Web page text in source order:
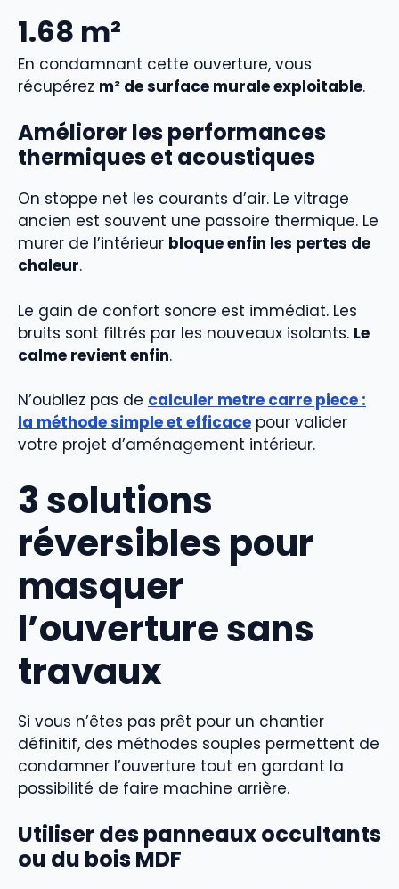
1.68 m²
En condamnant cette ouverture, vous
récupérez m² de surface murale exploitable.
Améliorer les performances
thermiques et acoustiques
On stoppe net les courants d’air. Le vitrage
ancien est souvent une passoire thermique. Le
murer de l’intérieur bloque enfin les pertes de
chaleur.
Le gain de confort sonore est immédiat. Les
bruits sont filtrés par les nouveaux isolants. Le
calme revient enfin.
N’oubliez pas de calculer metre carre piece :
la méthode simple et efficace pour valider
votre projet d’aménagement intérieur.
3 solutions
réversibles pour
masquer
l’ouverture sans
travaux
Si vous n’êtes pas prêt pour un chantier
définitif, des méthodes souples permettent de
condamner l’ouverture tout en gardant la
possibilité de faire machine arrière.
Utiliser des panneaux occultants
ou du bois MDF